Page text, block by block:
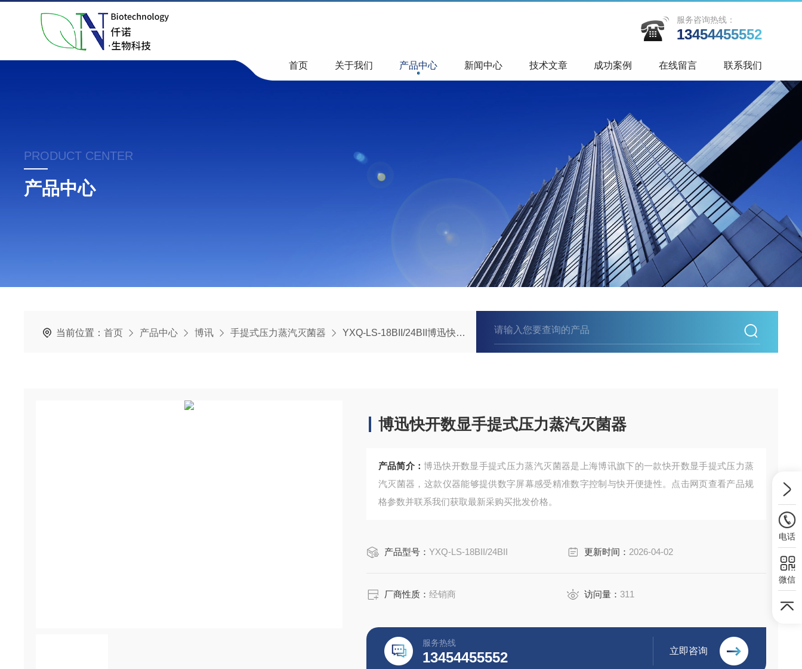
服务咨询热线：
13454455552
首页 关于我们 产品中心 新闻中心 技术文章 成功案例 在线留言 联系我们
PRODUCT CENTER
产品中心
当前位置： 首页 产品中心 博讯 手提式压力蒸汽灭菌器 YXQ-LS-18BII/24BII​博迅快开数显手提式压力蒸汽灭菌器
​博迅快开数显手提式压力蒸汽灭菌器
产品简介：​博迅快开数显手提式压力蒸汽灭菌器是上海博讯旗下的一款快开数显手提式压力蒸
汽灭菌器，这款仪器能够提供数字屏幕感受精准数字控制与快开便捷性。点击网页查看产品规
格参数并联系我们获取最新采购买批发价格。
产品型号：YXQ-LS-18BII/24BII 更新时间： 2026-04-02
厂商性质：经销商 访问量：311
服务热线
13454455552 立即咨询
电话
微信